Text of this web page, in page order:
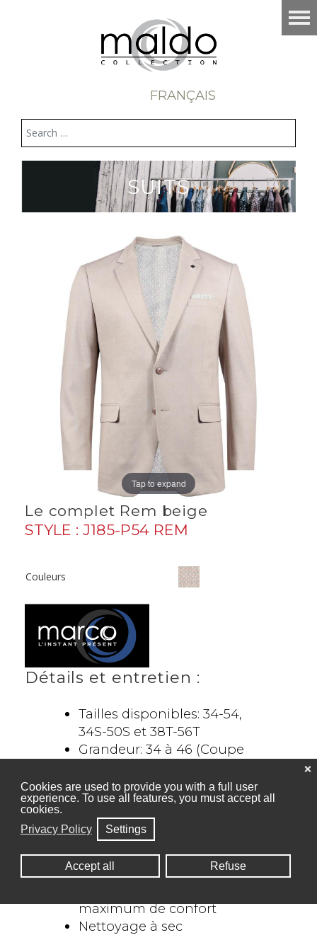
Cookies are used to provide you with a full user
experience. To use all features, you must accept all
cookies.
Privacy Policy
Settings
Accept all Refuse
❌
FRANÇAIS
SUITS
Tap to expand
Le complet Rem beige
STYLE : J185-P54 REM
Couleurs
Détails et entretien :
Tailles disponibles: 34-54,
34S-50S et 38T-56T
Grandeur: 34 à 46 (Coupe
Grandeur: 48 et + (Coupe
régulière)
Pantalon: 6 tailles de moins
que le veston
70% Polyester, 27% Rayonne,
3% Spandex
maximum de confort
Nettoyage à sec